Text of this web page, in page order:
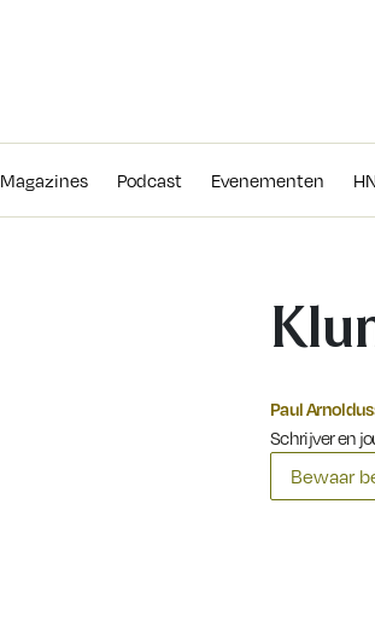
Magazines Podcast Evenementen
Paul
Schrijver en
Bewaar